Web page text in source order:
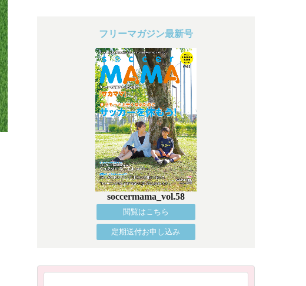
フリーマガジン最新号
soccermama_vol.58
閲覧はこちら
定期送付お申し込み